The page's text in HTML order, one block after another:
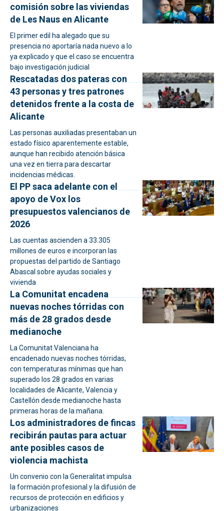
comisión sobre las viviendas
de Les Naus en Alicante
El primer edil ha alegado que su
presencia no aportaría nada nuevo a lo
ya explicado y que el caso se encuentra
bajo investigación judicial
Rescatadas dos pateras con
43 personas y tres patrones
detenidos frente a la costa de
Alicante
Las personas auxiliadas presentaban un
estado físico aparentemente estable,
aunque han recibido atención básica
una vez en tierra para descartar
incidencias médicas.
El PP saca adelante con el
apoyo de Vox los
presupuestos valencianos de
2026
Las cuentas ascienden a 33.305
millones de euros e incorporan las
propuestas del partido de Santiago
Abascal sobre ayudas sociales y
vivienda
La Comunitat encadena
nuevas noches tórridas con
más de 28 grados desde
medianoche
La Comunitat Valenciana ha
encadenado nuevas noches tórridas,
con temperaturas mínimas que han
superado los 28 grados en varias
localidades de Alicante, Valencia y
Castellón desde medianoche hasta
primeras horas de la mañana.
Los administradores de fincas
recibirán pautas para actuar
ante posibles casos de
violencia machista
Un convenio con la Generalitat impulsa
la formación profesional y la difusión de
recursos de protección en edificios y
urbanizaciones